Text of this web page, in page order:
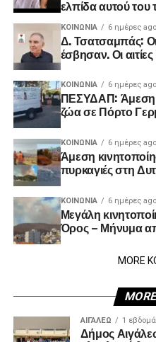
ελπίδα αυτού του
ΚΟΙΝΩΝΊΑ 6 ημέρες ago
Δ. Τσατσαμπάς:
έσβησαν. Οι
ΚΟΙΝΩΝΊΑ 6 ημέρες ago
ΠΕΣΥΔΑΠ: Άμεση
ζώα σε Πόρτο
ΚΟΙΝΩΝΊΑ 6 ημέρες ago
Άμεση
πυρκαγιές στη
ΚΟΙΝΩΝΊΑ 6 ημέρες ago
Μεγάλη
Όρος – Μήνυμα
MORE
ΑΙΓΑΛΕΩ 1
Δήμος